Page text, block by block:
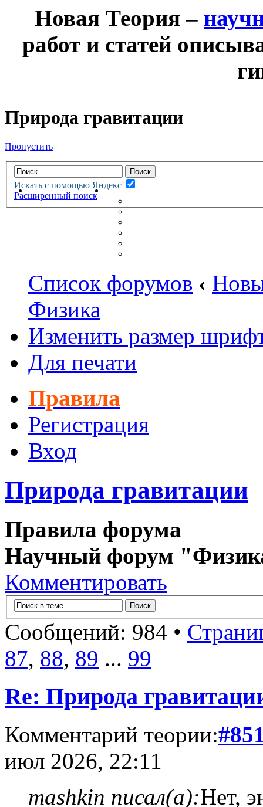
Новая Теория –
работ и статей
Природа гравитации
Пропустить
Искать с помощью Яндекс
Расширенный поиск
НОВАЯ ТЕОРИЯФОРУМ
НЕПРОЧИТАННЫЕ
Список форумов ‹
Физика
Изменить размер
Для печати
Правила
Регистрация
Вход
Природа гравитации
Правила форума
Научный форум
Комментировать
Сообщений: 984 •
87, 88, 89 ... 99
Re: Природа
Комментарий теории:
июл 2026, 22:11
mashkin писал(а):Нет,